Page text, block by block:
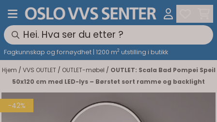
Hopp til innhold
Fagkunnskap og fornøydhet | 1200 m2 utstilling i butikk
Hjem / VVS OUTLET / OUTLET-møbel / OUTLET: Scala Bad Pompei Speil
50x120 cm med LED-lys – Børstet sort ramme og backlight
-42%